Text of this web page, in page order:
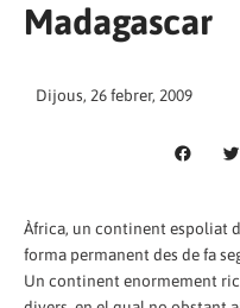
Madagascar
Dijous, 26 febrer, 2009
Àfrica, un continent espoliat
forma permanent des de fa
Un continent enormement